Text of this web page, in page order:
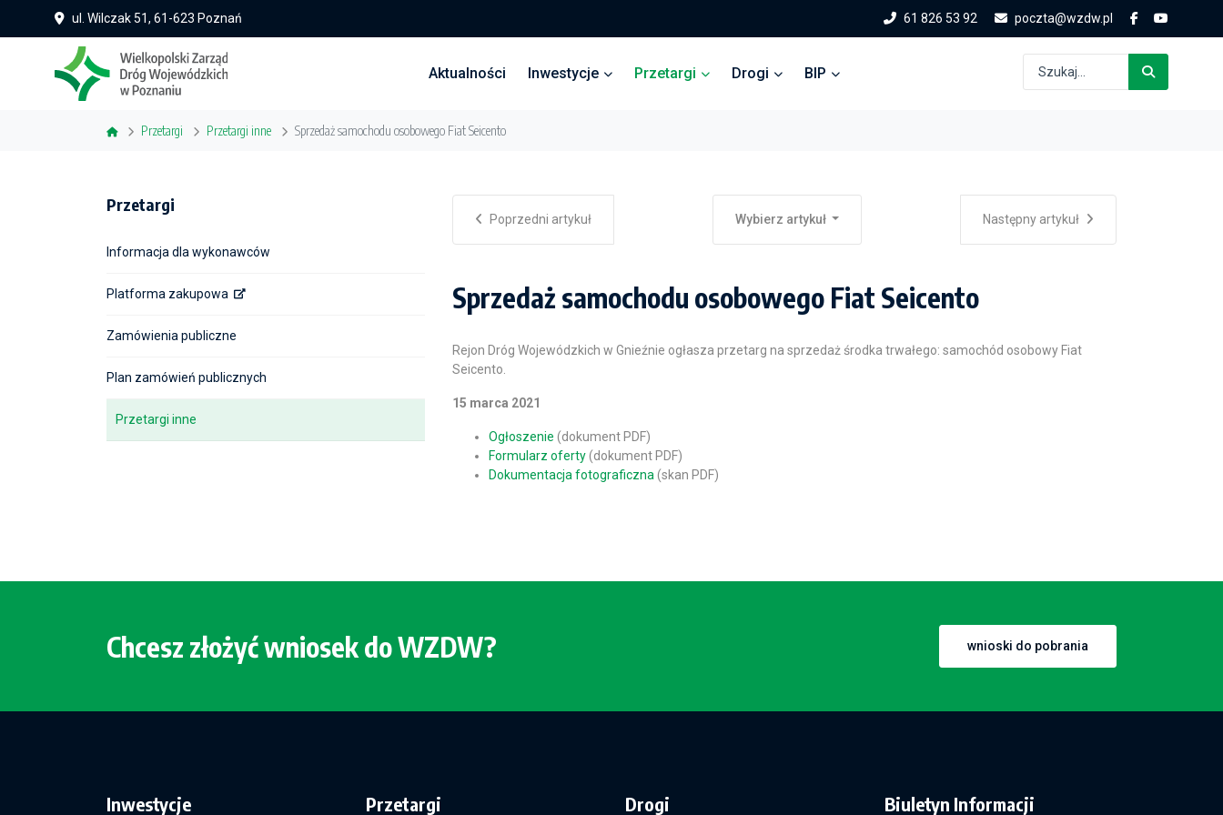
ul. Wilczak 51, 61-623 Poznań 61 826 53 92 poczta@wzdw.pl
Aktualności Inwestycje Przetargi Drogi BIP
Przetargi Przetargi inne Sprzedaż samochodu osobowego Fiat Seicento
Przetargi
Informacja dla wykonawców
Platforma zakupowa
Zamówienia publiczne
Plan zamówień publicznych
Przetargi inne
Poprzedni artykuł Wybierz artykuł Następny artykuł
Sprzedaż samochodu osobowego Fiat Seicento
Rejon Dróg Wojewódzkich w Gnieźnie ogłasza przetarg na sprzedaż środka trwałego: samochód osobowy Fiat
Seicento.
15 marca 2021
Ogłoszenie (dokument PDF)
Formularz oferty(dokument PDF)
Dokumentacja fotograficzna (skan PDF)
Chcesz złożyć wniosek do WZDW? wnioski do pobrania
Inwestycje Przetargi Drogi
Biuletyn Informacji